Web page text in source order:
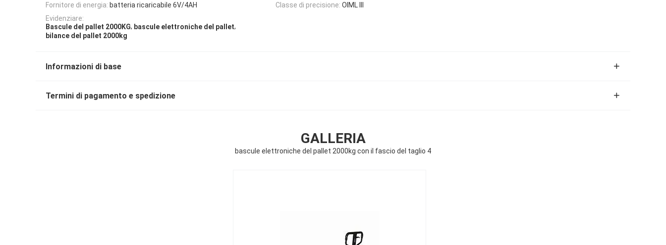
Fornitore di energia: batteria ricaricabile 6V/4AH Classe di precisione: OIML III
Evidenziare:
Bascule del pallet 2000KG, bascule elettroniche del pallet,
bilance del pallet 2000kg
Informazioni di base
Termini di pagamento e spedizione
GALLERIA
bascule elettroniche del pallet 2000kg con il fascio del taglio 4